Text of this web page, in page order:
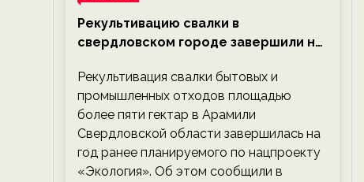
Рекультивацию свалки в
свердловском городе завершили на
новости экологии на ECOportal
Рекультивация свалки бытовых и
промышленных отходов площадью
более пяти гектар в Арамили
Свердловской области завершилась на
год ранее планируемого по нацпроекту
«Экология». Об этом сообщили в